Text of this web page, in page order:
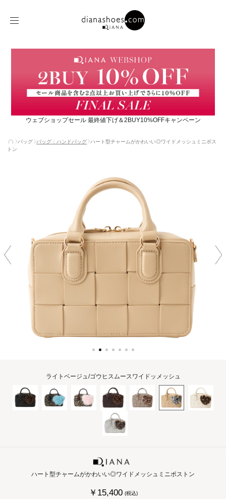
ウェブショップセール 最終値下げ＆2BUY10%OFFキャンペーン
バッグ バッグ：ハンドバッグ
ハート型チャームがかわいい◎ワイドメッシュミニボス
トン
ライトベージュ/ゴウヒスムースワイドッメッシュ
ハート型チャームがかわいい◎ワイドメッシュミニボストン
￥15,400 (税込)